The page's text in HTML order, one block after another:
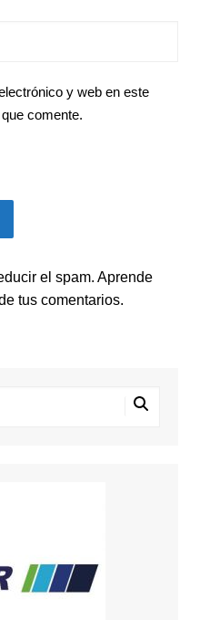
y web en este
comente.
el spam. Aprende
tus comentarios.